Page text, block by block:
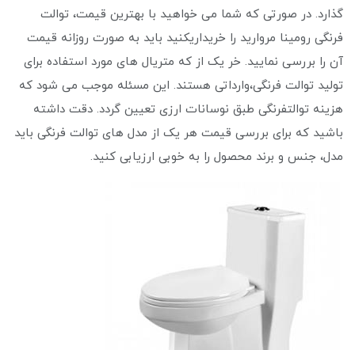
‌گذارد. در صورتی که شما می خواهید با بهترین قیمت، توالت
فرنگی رومینا مروارید را خریداریکنید باید به صورت روزانه قیمت
آن را بررسی نمایید. خر یک از که متریال های مورد استفاده برای
تولید توالت فرنگی،وارداتی هستند. این مسئله موجب می شود که
هزینه توالتفرنگی طبق نوسانات ارزی تعیین گردد. دقت داشته
باشید که برای بررسی قیمت هر یک از مدل های توالت فرنگی باید
مدل، جنس و برند محصول را به خوبی ارزیابی کنید.